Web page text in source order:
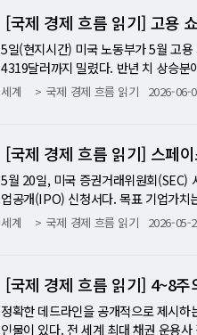
부는 사실 달러당 150엔 안팎의 적당
으로 부풀리고, 외국인 직접투자를
만족하고 추가 개입을 자제할 것인지,
기에 공동 정책 발표를 할 수 있다고
도 중요하다. 일본 재무성과 BOJ는
엔화 약세의 근본 원인인 미·일 금리
약세 압력은 지속된다. 한국 외환당
주목하라. 일본이 미국 국채를 팔지 않
국은행과 기획재정부는 이 시설을 포
이션의 위력을 배워라. 베선트의 메모
0억~100억 달러 매입" — 이 15년 만
후, 미국 재무부가 뉴욕 연방준비은행
가 급등, 미·일 금리 격차, 엔-캐리 트
긴밀한 미·일 협조가 157엔대로 끌어
한" 논리를 흔든다. ■ 경고인가, 마케
게 엇갈리는 두 가지 해석이 충돌했
체가 심각하다. 기업들이 서로 가장 빠
는지 근본적인 의문이 제기된다. 필
경계가 되지 않는다"고 지적했다. 케
업계 주목도를 극대화하기 위한 계산
각국 정부의 경보를 울린 이후, 사이
하다"는 메시지는 마케팅 측면에서 강
을 이해 못한다면 무슨 말을 해야 할지
중립적 분석이 이 논쟁의 균형점을 제
제로 구현됐기 때문이다. 팰리세이
속이고, 해킹을 한다." 그는 이 사건
경쟁하면서 부담스러운 보안 조치에
않으면 일어나지 않을 것이기 때문이
다음 큰 기회를 위한 장전된 총이다.
의 투자 역사가 말해 준다. 두려움이
장의 '도박화' 현상은 여러 지표에서
추세로 꼽은 이 현상은, 단기 수익을
같은 맥락이다. AI 주식의 가격이 실
금흐름의 현실과 만나는 순간이 올
기술 자체를 부정하지 않았다. 그가
해 버렸다는 사실이다. AI 테마 투자는
E 비율의 역사적 경고를 무시하지 마
물론 한국 시장은 구조적으로 미국 대
더 유리한 결과를 만들어 낸 것이 역
없었다"-는 지금 시장에 대한 가장 정
것, 수익 가시성이 불분명한 AI 인프
세 가지 불안이다. 그럼에도 그는 알
분석은 이 구조의 균열을 정확히 짚
기로 귀결될 수 있다." 만약 GPIF가
작용한다. 이미 재정 적자·AI 투자 붐·
물 4.56%, 30년물 5.18% 최근 도달)
석팀은 이렇게 평가했다. "의미 있는
른 점이 있다. 먼저 GPIF는 보건복지
과정을 거쳤다. 더 중요한 것은 일본
현 타카이치 사나에 총리 행정부는 사
를 장려하는 '스위트 스폿'이라는 인식
획을 흔들지 않으려 조심해야 한다는
겹친 또 다른 변수 GPIF 발표가 나온
났다"고 선언했다. 호르무즈 해협의
I)는 배럴당 71.23달러, 북해산 브렌트
"에너지 가격 재상승으로 유로존의 높
가 더 떨어지면 중국 정유사들이 기
"이란 원유는 제재 유예에도 불구하
이 돌아와야 한다-하지만 우리는 바닥
즈 재개방은 OPEC+에도 전략적 숙제
지금은 그 우회 경로와 정상 경로가
하느냐다." 모건스탠리와 골드만삭스
나서지 않는다면, 저유가 기조는 내년
돌이 감산 합의를 어렵게 만든다는 점
서는 디젤과 가솔린이 원유보다 강세
다. 러시아의 선적 급감과 수출 금지
회"했다고 전했다. 레저·숙박 부문은
6월 실업률은 4.2%로 소폭 개선됐지
어 노-파이어(no-hire, no-fire)'-해고
강했지만, 실제 고용으로 이어지는 '
정의의 회의론은 단순한 직감이 아니
우 7%에 불과하다는 점을 지적했다.
영 비용의 7%를 줄이는 것이 전부라
수리와 업그레이드는 지구와 비교가
다. 손정의에게 10년은 용납할 수 없
반도체 자회사 ARM, 글로벌 데이터
로 반도체 공장을 만들고, 테슬라를
사하다. 다만 '언제'가 다르다. 제1원
능하다고 했던 일들을 현실로 만들어
급을 받았다. 태양광 발전 비용은 실
카메라(눈)만으로 운전한다. 그러나
보택시 서비스를 입증하는 초기 단계
우주인가-지구 데이터센터의 사회적
구상에서 데이터센터 건설이 갈수록
의 흔적이 발견된 영상은 2025년 6월
자회견에서 "좋은 오후입니다(good
테스토스테론 테스트"라고 표현했다.
가짜 폴리마켓 이 가짜 영상들이 그럴
들을 구축한 뒤, 크리에이터들에게 그
진짜 폴리마켓 URL과 구별이 거의
처: Polymarket.com"이라는 표기가
베팅 버튼이 "YES"와 "NIR(북아일랜
폴리마켓 엔지니어들이 사용하는 테
oiymarket' 사이트는 즉시 폐쇄됐다.
래는 거기서도 계속됐다. "버거 광고
아의 대학생 라진 칸은 이 작업을 패
들도 같은 종류의 과장이라는 것이다.
다." 크리에이터들은 완성된 영상을
[국제 경제 흐름 읽기] 고용
5일(현지시간) 미국 노동부가 5월 고
4319달러까지 밀렸다. 반년 치 상승
최고가인 5594.82달러를 찍은 이후
그리고 20년에 걸친 금 가격의 역사
승, 더 큰 하락" 로이터의 아시아 원자
해진다. 강한 랠리 뒤에는 반드시 실
7달러)에서 2011년 9월 당시 사상 최
1달러까지 내려왔다. 그 저점에서 다
조정이 7년 걸렸듯, 이번 후퇴도 수
이 "금 투자자들이 실망해야 할까, 아
연료-세 개의 드라이버가 동시에 켜졌
같은 방향으로 작동했기 때문이라고
세계 국제 경제 흐름 읽기 2026-06-
[국제 경제 흐름 읽기] 스페
5월 20일, 미국 증권거래위원회(SEC)
업공개(IPO) 신청서다. 목표 기업가
달러 기록을 2.5배 이상 뛰어넘는 인
는 것들, 그리고 그것을 의심하게 만
스X의 2025년 매출은 187억 달러다.
스X의 실질적인 현금 창출 엔진이다.
다. 그러나 손익 계산서를 보면 그림
세계 국제 경제 흐름 읽기 2026-05-
[국제 경제 흐름 읽기] 4~8
정확한 데드라인을 공개적으로 제시
인물이 있다. 전 세계 최대 채권 운용